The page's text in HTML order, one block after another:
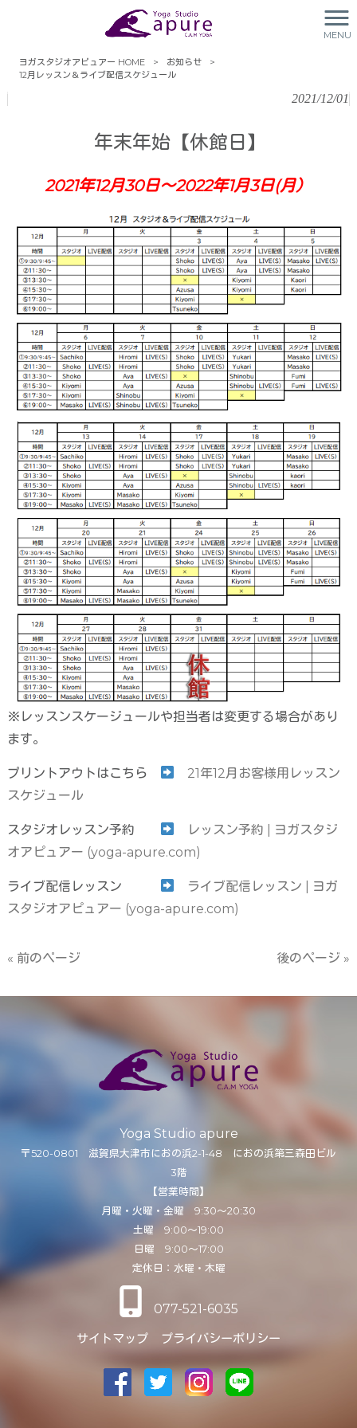
MENU
ヨガスタジオアピュアー HOME > お知らせ
>
12月レッスン＆ライブ配信スケジュール
12月レッスン＆ライブ配信スケ
ジュール
2021/12/01
年末年始【休館日】
2021年12月30日～2022年1月3日(月）
※レッスンスケージュールや担当者は変更する場合があり
ます。
プリントアウトはこちら
21年12月お客様用レッスン
スケジュール
スタジオレッスン予約
レッスン予約 | ヨガスタジ
オアピュアー (yoga-apure.com)
ライブ配信レッスン
ライブ配信レッスン | ヨガ
スタジオアピュアー (yoga-apure.com)
« 前のページ 後のページ »
Yoga Studio apure
〒520-0801 滋賀県大津市におの浜2-1-48 におの浜第三森田ビル
3階
【営業時間】
月曜・火曜・金曜 9:30～20:30
土曜 9:00～19:00
日曜 9:00～17:00
定休日：水曜・木曜
077-521-6035
サイトマップ
プライバシーポリシー